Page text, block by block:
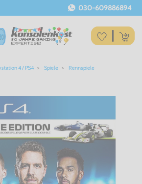
030-609886894
4 / PS4 Spiele Rennspiele